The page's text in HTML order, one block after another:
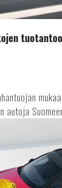
autoja